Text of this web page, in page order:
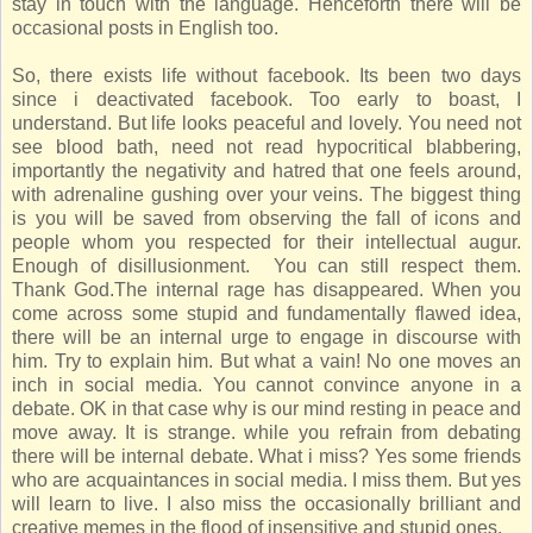
stay in touch with the language. Henceforth there will be
occasional posts in English too.
So, there exists life without facebook. Its been two days
since i deactivated facebook. Too early to boast, I
understand. But life looks peaceful and lovely. You need not
see blood bath, need not read hypocritical blabbering,
importantly the negativity and hatred that one feels around,
with adrenaline gushing over your veins. The biggest thing
is you will be saved from observing the fall of icons and
people whom you respected for their intellectual augur.
Enough of disillusionment. You can still respect them.
Thank God.The internal rage has disappeared. When you
come across some stupid and fundamentally flawed idea,
there will be an internal urge to engage in discourse with
him. Try to explain him. But what a vain! No one moves an
inch in social media. You cannot convince anyone in a
debate. OK in that case why is our mind resting in peace and
move away. It is strange. while you refrain from debating
there will be internal debate. What i miss? Yes some friends
who are acquaintances in social media. I miss them. But yes
will learn to live. I also miss the occasionally brilliant and
creative memes in the flood of insensitive and stupid ones.